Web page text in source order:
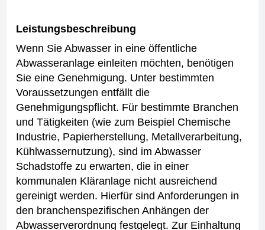
Leistungsbeschreibung
Wenn Sie Abwasser in eine öffentliche
Abwasseranlage einleiten möchten, benötigen
Sie eine Genehmigung. Unter bestimmten
Voraussetzungen entfällt die
Genehmigungspflicht. Für bestimmte Branchen
und Tätigkeiten (wie zum Beispiel Chemische
Industrie, Papierherstellung, Metallverarbeitung,
Kühlwassernutzung), sind im Abwasser
Schadstoffe zu erwarten, die in einer
kommunalen Kläranlage nicht ausreichend
gereinigt werden. Hierfür sind Anforderungen in
den branchenspezifischen Anhängen der
Abwasserverordnung festgelegt. Zur Einhaltung